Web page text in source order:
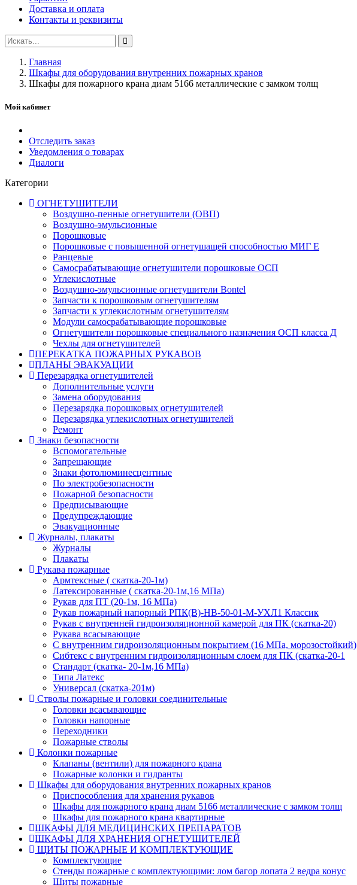
Доставка и оплата
Контакты и реквизиты
Главная
Шкафы для оборудования внутренних пожарных кранов
Шкафы для пожарного крана диам 5166 металлические с замком толщ
Мой кабинет
Отследить заказ
Уведомления о товарах
Диалоги
Категории
ОГНЕТУШИТЕЛИ
Воздушно-пенные огнетушители (ОВП)
Воздушно-эмульсионные
Порошковые
Порошковые с повышенной огнетушащей способностью МИГ Е
Ранцевые
Самосрабатывающие огнетушители порошковые ОСП
Углекислотные
Воздушно-эмульсионные огнетушители Bontel
Запчасти к порошковым огнетушителям
Запчасти к углекислотным огнетушителям
Модули самосрабатывающие порошковые
Огнетушители порошковые специального назначения ОСП класса Д
Чехлы для огнетушителей
ПЕРЕКАТКА ПОЖАРНЫХ РУКАВОВ
ПЛАНЫ ЭВАКУАЦИИ
Перезарядка огнетушителей
Дополнительные услуги
Замена оборудования
Перезарядка порошковых огнетушителей
Перезарядка углекислотных огнетушителей
Ремонт
Знаки безопасности
Вспомогательные
Запрещающие
Знаки фотолюминесцентные
По электробезопасности
Пожарной безопасности
Предписывающие
Предупреждающие
Эвакуационные
Журналы, плакаты
Журналы
Плакаты
Рукава пожарные
Армтексные ( скатка-20-1м)
Латексированные ( скатка-20-1м,16 МПа)
Рукав для ПТ (20-1м, 16 МПа)
Рукав пожарный напорный РПК(В)-НВ-50-01-М-УХЛ1 Классик
Рукав с внутренней гидроизоляционной камерой для ПК (скатка-20)
Рукава всасывающие
С внутренним гидроизоляционным покрытием (16 МПа, морозостойкий)
Сибтекс с внутренним гидроизоляционным слоем для ПК (скатка-20-1
Стандарт (скатка- 20-1м,16 МПа)
Типа Латекс
Универсал (скатка-201м)
Стволы пожарные и головки соединительные
Головки всасывающие
Головки напорные
Переходники
Пожарные стволы
Колонки пожарные
Клапаны (вентили) для пожарного крана
Пожарные колонки и гидранты
Шкафы для оборудования внутренних пожарных кранов
Приспособления для хранения рукавов
Шкафы для пожарного крана диам 5166 металлические с замком толщ
Шкафы для пожарного крана квартирные
ШКАФЫ ДЛЯ МЕДИЦИНСКИХ ПРЕПАРАТОВ
ШКАФЫ ДЛЯ ХРАНЕНИЯ ОГНЕТУШИТЕЛЕЙ
ЩИТЫ ПОЖАРНЫЕ И КОМПЛЕКТУЮЩИЕ
Комплектующие
Стенды пожарные с комплектующими: лом багор лопата 2 ведра конус
Щиты пожарные